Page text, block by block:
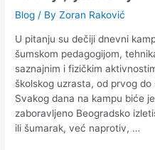
Blog / ByZoran Raković
U pitanju su dečiji dnevni
šumskom pedagogijom,
saznajnim i fizičkim
školskog uzrasta, od prvog
Svakog dana na kampu biće
zaboravljeno Beogradsko
ili šumarak, već naprotiv, …